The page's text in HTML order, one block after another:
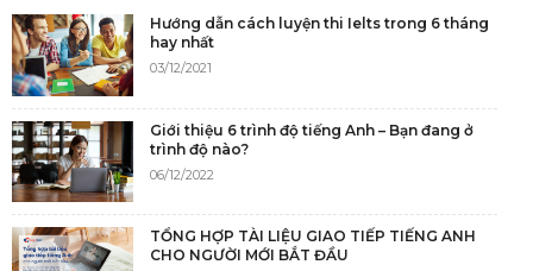
Hướng dẫn cách luyện thi Ielts trong 6 tháng
hay nhất
03/12/2021
Giới thiệu 6 trình độ tiếng Anh – Bạn đang ở
trình độ nào?
06/12/2022
TỔNG HỢP TÀI LIỆU GIAO TIẾP TIẾNG ANH
CHO NGƯỜI MỚI BẮT ĐẦU